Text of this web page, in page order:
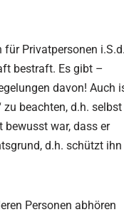
für Privatpersonen
bestraft. Es gibt –
davon! Auch
beachten, d.h. selbst
war, dass er
d.h. schützt ihn
Personen abhören